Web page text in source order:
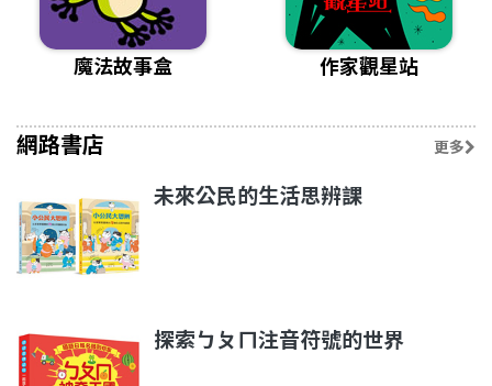
魔法故事盒 作家觀星站
網路書店 更多
未來公民的生活思辨課
探索ㄅㄆㄇ注音符號的世界